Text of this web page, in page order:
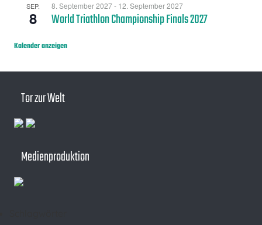
Tor zur Welt
Medienproduktion
SEP.
8
8. September 2027- 12. September 2027
World Triathlon Championship Finals 2027
Kalender anzeigen